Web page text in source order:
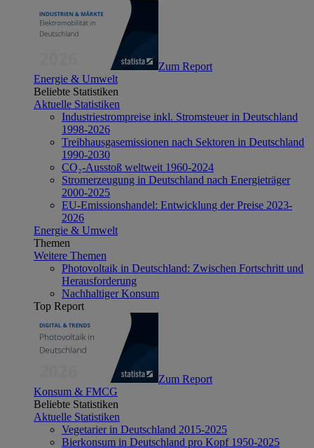
Zum Report
Energie & Umwelt
Beliebte Statistiken
Aktuelle Statistiken
Industriestrompreise inkl. Stromsteuer in Deutschland
1998-2026
Treibhausgasemissionen nach Sektoren in Deutschland
1990-2030
CO₂-Ausstoß weltweit 1960-2024
Stromerzeugung in Deutschland nach Energieträger
2000-2025
EU-Emissionshandel: Entwicklung der Preise 2023-
2026
Energie & Umwelt
Themen
Weitere Themen
Photovoltaik in Deutschland: Zwischen Fortschritt und
Herausforderung
Nachhaltiger Konsum
Top Report
Zum Report
Konsum & FMCG
Beliebte Statistiken
Aktuelle Statistiken
Vegetarier in Deutschland 2015-2025
Bierkonsum in Deutschland pro Kopf 1950-2025